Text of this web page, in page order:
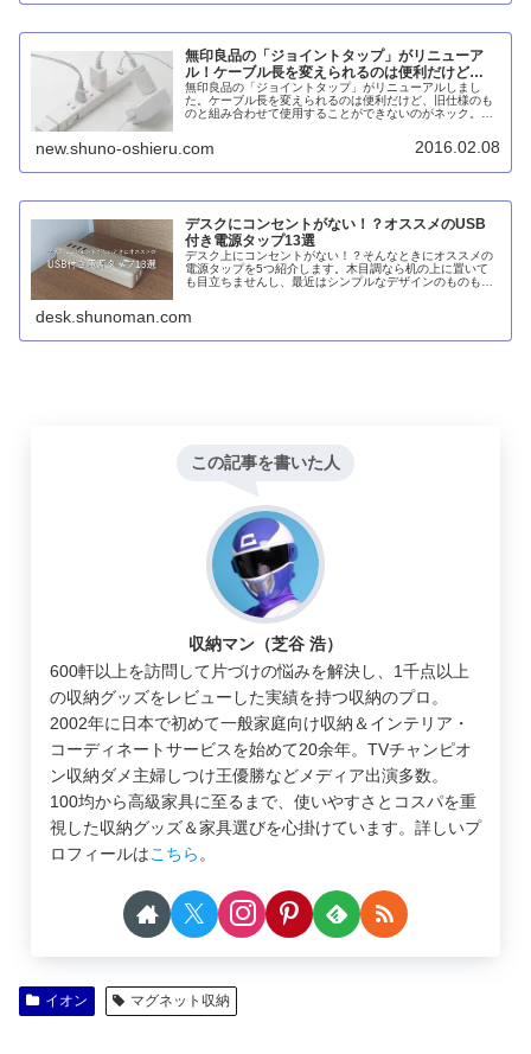
無印良品の「ジョイントタップ」がリニューア
ル！ケーブル長を変えられるのは便利だけど…
無印良品の「ジョイントタップ」がリニューアルしまし
た。ケーブル長を変えられるのは便利だけど、旧仕様のも
のと組み合わせて使用することができないのがネック。と
new.shuno-oshieru.com 2016.02.08
デスクにコンセントがない！？オススメのUSB
付き電源タップ13選
デスク上にコンセントがない！？そんなときにオススメの
電源タップを5つ紹介します。木目調なら机の上に置いて
も目立ちませんし、最近はシンプルなデザインのものも増
desk.shunoman.com
この記事を書いた人
収納マン（芝谷 浩）
600軒以上を訪問して片づけの悩みを解決し、1千点以上
の収納グッズをレビューした実績を持つ収納のプロ。
2002年に日本で初めて一般家庭向け収納＆インテリア・
コーディネートサービスを始めて20余年。TVチャンピオ
ン収納ダメ主婦しつけ王優勝などメディア出演多数。
100均から高級家具に至るまで、使いやすさとコスパを重
視した収納グッズ＆家具選びを心掛けています。詳しいプ
ロフィールはこちら。
イオン マグネット収納